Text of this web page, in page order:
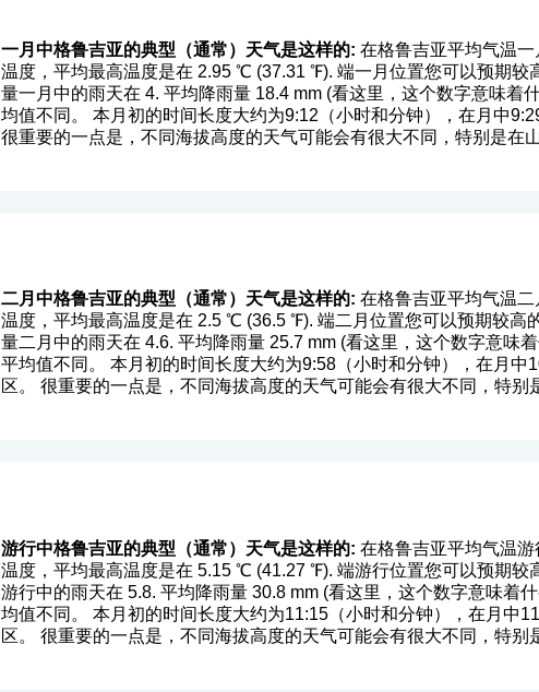
一月中格鲁吉亚的典型（通常）天气是这样的: 在格鲁吉亚平均气温
温度，平均最高温度是在 2.95 ℃ (37.31 ℉). 端一月位置您可以预期
量一月中的雨天在 4. 平均降雨量 18.4 mm (看这里，这个数字意味着
均值不同。 本月初的时间长度大约为9:12（小时和分钟），在月中
很重要的一点是，不同海拔高度的天气可能会有很大不同，特别是在山
二月中格鲁吉亚的典型（通常）天气是这样的: 在格鲁吉亚平均气温
温度，平均最高温度是在 2.5 ℃ (36.5 ℉). 端二月位置您可以预期较
量二月中的雨天在 4.6. 平均降雨量 25.7 mm (看这里，这个数字意味
平均值不同。 本月初的时间长度大约为9:58（小时和分钟），在月
区。 很重要的一点是，不同海拔高度的天气可能会有很大不同，特别
游行中格鲁吉亚的典型（通常）天气是这样的: 在格鲁吉亚平均气温
温度，平均最高温度是在 5.15 ℃ (41.27 ℉). 端游行位置您可以预期
游行中的雨天在 5.8. 平均降雨量 30.8 mm (看这里，这个数字意味着什
均值不同。 本月初的时间长度大约为11:15（小时和分钟），在月中
区。 很重要的一点是，不同海拔高度的天气可能会有很大不同，特别